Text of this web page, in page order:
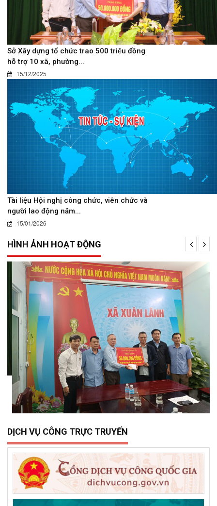
Sở Xây dựng tổ chức trao 500 triệu đồng
hỗ trợ 10 xã, phường...
15/12/2025
Tài liệu Hội nghị công chức, viên chức và
người lao động năm...
15/01/2026
HÌNH ẢNH HOẠT ĐỘNG
15/12/2025
Sở Xây dựng tổ chức trao 500 triệu đồng hỗ trợ 10 xã,
phường phía đông tỉnh Đắk Lắk bị thiệt hại do lũ lụt
DỊCH VỤ CÔNG TRỰC TRUYẾN